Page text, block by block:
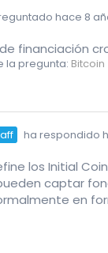
hace 8
financiación
la pregunta: Bitcoin
ha respondido
los Initial
captar
en